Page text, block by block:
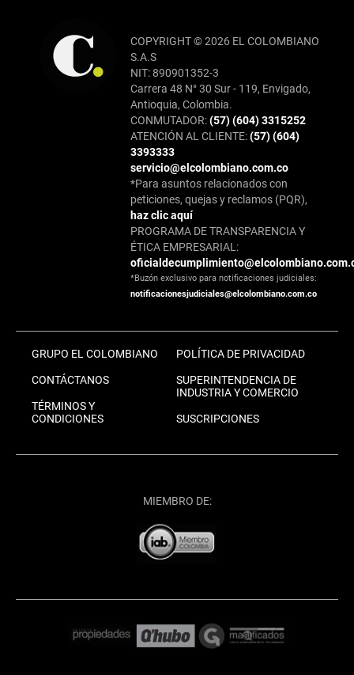
COPYRIGHT © 2026 EL COLOMBIANO
S.A.S
NIT: 890901352-3
Carrera 48 N° 30 Sur - 119, Envigado,
Antioquia, Colombia.
CONMUTADOR:(57) (604) 3315252
ATENCIÓN AL CLIENTE:(57) (604)
3393333
servicio@elcolombiano.com.co
*Para asuntos relacionados con
peticiones, quejas y reclamos (PQR),
haz clic aquí
PROGRAMA DE TRANSPARENCIA Y
ÉTICA EMPRESARIAL:
*Buzón exclusivo para notificaciones judiciales:
notificacionesjudiciales@elcolombiano.com.co
GRUPO EL COLOMBIANO
CONTÁCTANOS
TÉRMINOS Y
CONDICIONES
POLÍTICA DE PRIVACIDAD
SUPERINTENDENCIA DE
INDUSTRIA Y COMERCIO
SUSCRIPCIONES
MIEMBRO DE: